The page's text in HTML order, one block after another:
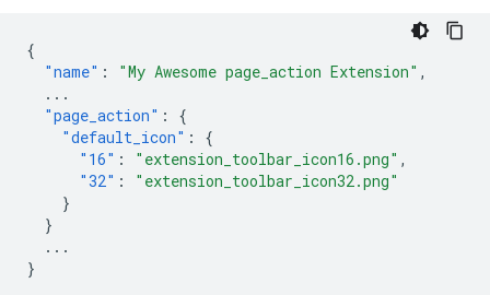
{
"name" : "My Awesome page_action Extension" ,
...
"page_action" :
{
"default_icon" :
{
"16" : "extension_toolbar_icon16.png" ,
"32" :
"extension_toolbar_icon32.png"
}
}
...
}